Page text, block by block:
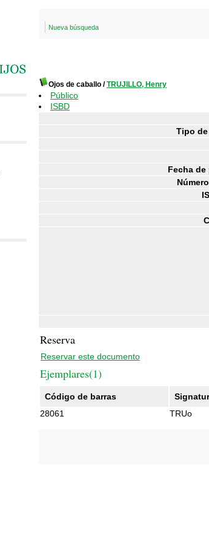
Nueva búsqueda
Ojos de caballo /TRUJILLO, Henry
Público
ISBD
Tipo
Fecha
Reserva
Reservar este documento
Ejemplares(1)
Código de barras
28061
TRUo